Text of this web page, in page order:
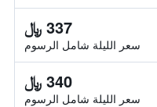
337 ﷼
سعر الليلة شامل الرسوم
340 ﷼
سعر الليلة شامل الرسوم